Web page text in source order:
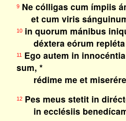
9Ne cólligas cum ímpiis
et cum viris
10in quorum mánibus
déxtera eórum repléta
11Ego autem in
sum, *
rédime me et miserére
12Pes meus stetit in
in ecclésiis